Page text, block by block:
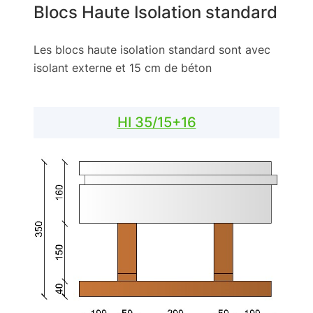
Blocs Haute Isolation standard
Les blocs haute isolation standard sont avec
isolant externe et 15 cm de béton
HI 35/15+16